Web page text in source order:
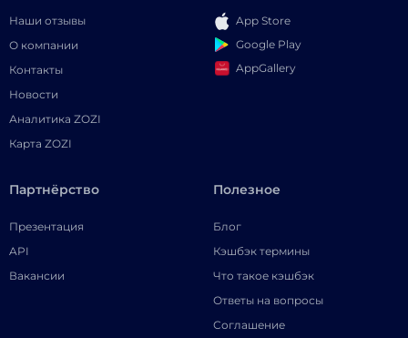
Наши отзывы
О компании
Контакты
Новости
Аналитика ZOZI
Карта ZOZI
App Store
Google Play
AppGallery
Партнёрство
Презентация
API
Вакансии
Полезное
Блог
Кэшбэк термины
Что такое кэшбэк
Ответы на вопросы
Соглашение